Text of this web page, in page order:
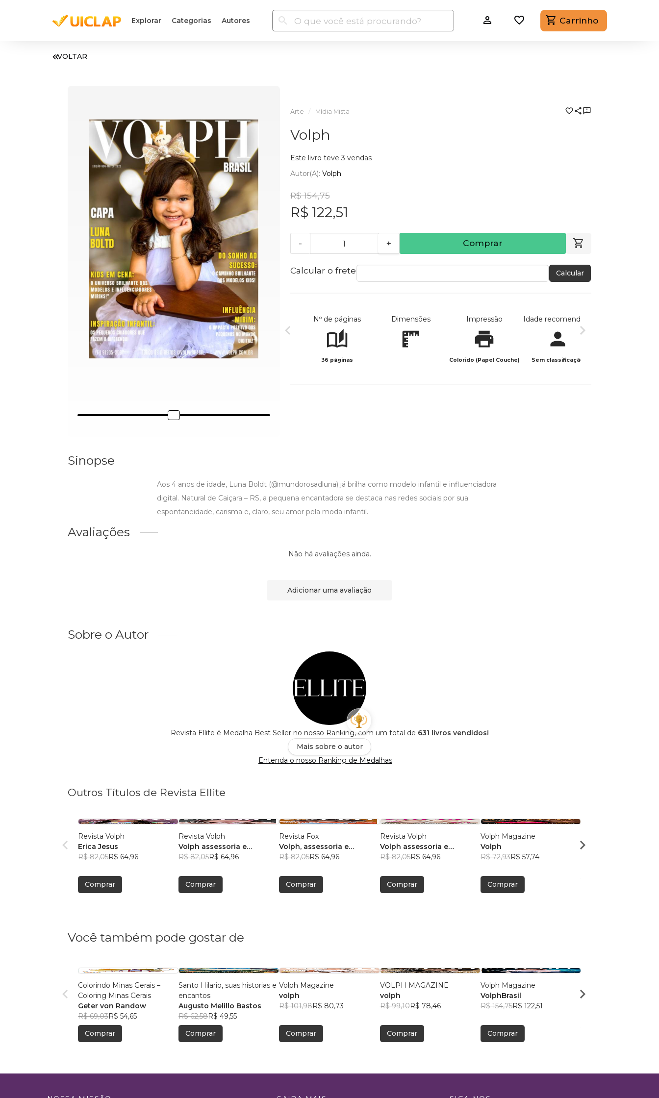
Explorar Categorias Autores Carrinho
VOLTAR
Arte Mídia Mista
Volph
Este livro teve 3 vendas
Autor(a): Volph
R$ 154,75
R$ 122,51
- + Comprar
Calcular o frete Calcular
Nº de páginas
36 páginas
Dimensões Impressão
Colorido (Papel Couche)
Idade recomendada
Sem classificação
Sinopse
Aos 4 anos de idade, Luna Boldt (@mundorosadluna) já brilha como modelo infantil e influenciadora
digital. Natural de Caiçara – RS, a pequena encantadora se destaca nas redes sociais por sua
espontaneidade, carisma e, claro, seu amor pela moda infantil.
Avaliações
Não há avaliações ainda.
Adicionar uma avaliação
Sobre o Autor
Revista Ellite é Medalha Best Seller no nosso Ranking, com um total de 631 livros vendidos!
Mais sobre o autor
Entenda o nosso Ranking de Medalhas
Outros Títulos de Revista Ellite
Revista Volph
Erica Jesus
R$ 82,05R$ 64,96
Comprar
Revista Volph
Volph assessoria e
marketing
R$ 82,05R$ 64,96
Comprar
Revista Fox
Volph, assessoria e
marketing
R$ 82,05R$ 64,96
Comprar
Revista Volph
Volph assessoria e
Marketing
R$ 82,05R$ 64,96
Comprar
Volph Magazine
Volph
R$ 72,93R$ 57,74
Comprar
Volph
Você também pode gostar de
Colorindo Minas Gerais –
Coloring Minas Gerais
Geter von Randow
R$ 69,03R$ 54,65
Comprar
Santo Hilario, suas historias e
encantos
Augusto Melillo Bastos
R$ 62,58R$ 49,55
Comprar
Volph Magazine
volph
R$ 101,98R$ 80,73
Comprar
VOLPH MAGAZINE
volph
R$ 99,10R$ 78,46
Comprar
Volph Magazine
VolphBrasil
R$ 154,75R$ 122,51
Comprar
VOLPH